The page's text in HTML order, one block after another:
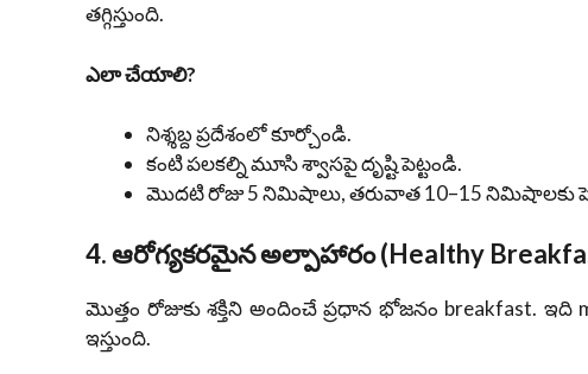
తగ్గిస్తుంది.
ఎలా చేయాలి?
నిశ్శబ్ద ప్రదేశంలో కూర్చోండి.
కంటి పలకల్ని మూసి శ్వాసపై దృష్టి పెట్టండి.
మొదటి రోజు 5 నిమిషాలు, తరువాత 10–15 నిమిషాలకు
4. ఆరోగ్యకరమైన అల్పాహారం (Healthy
మొత్తం రోజుకు శక్తిని అందించే ప్రధాన భోజనం breakfast.
ఇస్తుంది.